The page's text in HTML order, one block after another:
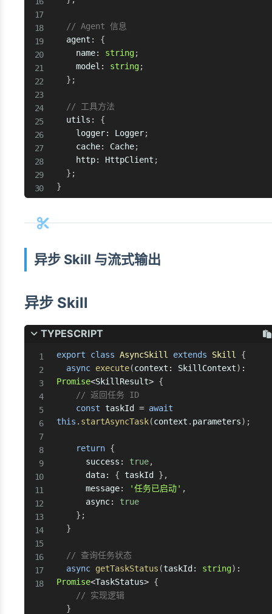
// Agent 信息
  agent
:
{
    name
: string;
    model
: string;
} ;
// 工具方法
  utils
:
{
    logger
: Logger;
    cache
: Cache;
    http
: HttpClient ;
} ;
}
异步 Skill 与流式输出
异步 Skill
TYPESCRIPT
export class AsyncSkill extends Skill
{
async execute(context : SkillContext) :
Promise<SkillResult> {
// 返回任务 ID
const taskId = await
this . startAsyncTask(context . parameters) ;
return {
      success
: true,
      data
: { taskId } ,
      message
: '任务已启动' ,
      async
:
true
} ;
}
// 查询任务状态
async getTaskStatus (taskId : string) :
Promise<TaskStatus> {
// 实现逻辑
}